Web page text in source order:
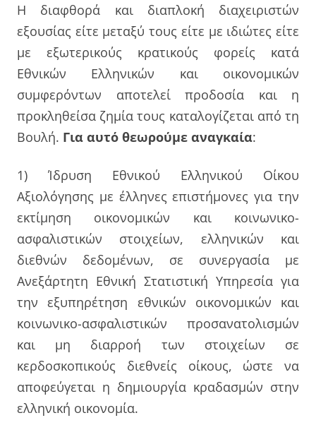
Η διαφθορά και διαπλοκή διαχειριστών
εξουσίας είτε μεταξύ τους είτε με ιδιώτες είτε
με εξωτερικούς κρατικούς φορείς κατά
Εθνικών Ελληνικών και οικονομικών
συμφερόντων αποτελεί προδοσία και η
προκληθείσα ζημία τους καταλογίζεται από τη
Βουλή. Για αυτό θεωρούμε αναγκαία:
1) Ίδρυση Εθνικού Ελληνικού Οίκου
Αξιολόγησης με έλληνες επιστήμονες για την
εκτίμηση οικονομικών και κοινωνικο-
ασφαλιστικών στοιχείων, ελληνικών και
διεθνών δεδομένων, σε συνεργασία με
Ανεξάρτητη Εθνική Στατιστική Υπηρεσία για
την εξυπηρέτηση εθνικών οικονομικών και
κοινωνικο-ασφαλιστικών προσανατολισμών
και μη διαρροή των στοιχείων σε
κερδοσκοπικούς διεθνείς οίκους, ώστε να
αποφεύγεται η δημιουργία κραδασμών στην
ελληνική οικονομία.